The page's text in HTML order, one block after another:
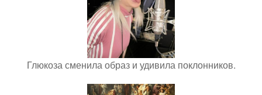
Глюкоза сменила образ и удивила поклонников.